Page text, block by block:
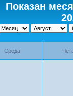
Показан
Среда